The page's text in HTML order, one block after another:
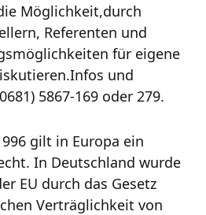
Möglichkeit,durch
Referenten und
für eigene
und
5867-169 oder 279.
gilt in Europa ein
In Deutschland wurde
EU durch das Gesetz
Verträglichkeit von